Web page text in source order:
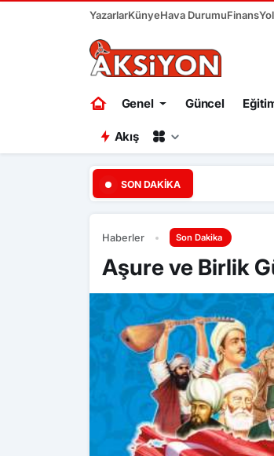
YazarlarKünyeHava DurumuFinans
Genel Güncel
Akış
SON DAKIKA
Haberler Son Dakika
Aşure ve Birlik